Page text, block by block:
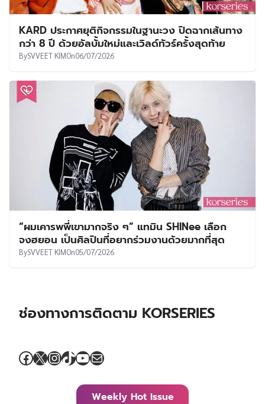
KARD ประกาศยุติกิจกรรมในฐานะวง ปิดฉากเส้นทาง
กว่า 8 ปี ด้วยอัลบั้มใหม่และเวิลด์ทัวร์ครั้งสุดท้าย
BySVVEET KIMOn06/07/2026
“ผมเคารพพี่เขามากจริง ๆ” แทมิน SHINee เลือก
จงฮยอน เป็นศิลปินที่อยากร่วมงานด้วยมากที่สุด
BySVVEET KIMOn05/07/2026
ช่องทางการติดตาม KORSERIES
Facebook
X Instagram
TikTok
YouTube
Mail
Weekly Hot Issue